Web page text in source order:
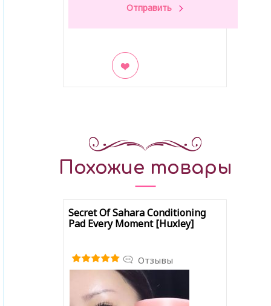
Похожие товары
Secret Of Sahara Conditioning
Pad Every Moment [Huxley]
Отзывы